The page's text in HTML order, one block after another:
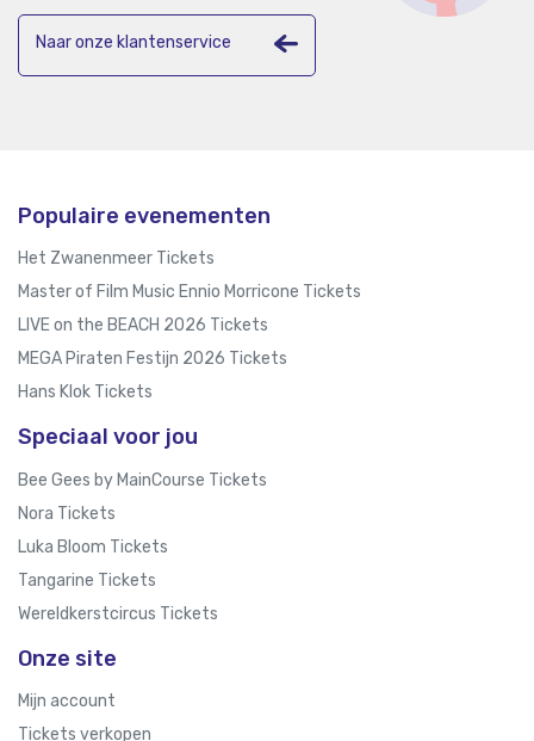
Naar onze klantenservice
Populaire evenementen
Het Zwanenmeer Tickets
Master of Film Music Ennio Morricone Tickets
LIVE on the BEACH 2026 Tickets
MEGA Piraten Festijn 2026 Tickets
Hans Klok Tickets
Speciaal voor jou
Bee Gees by MainCourse Tickets
Nora Tickets
Luka Bloom Tickets
Tangarine Tickets
Wereldkerstcircus Tickets
Onze site
Mijn account
Tickets verkopen